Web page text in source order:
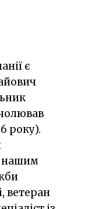
є
року).
нашим
ветеран